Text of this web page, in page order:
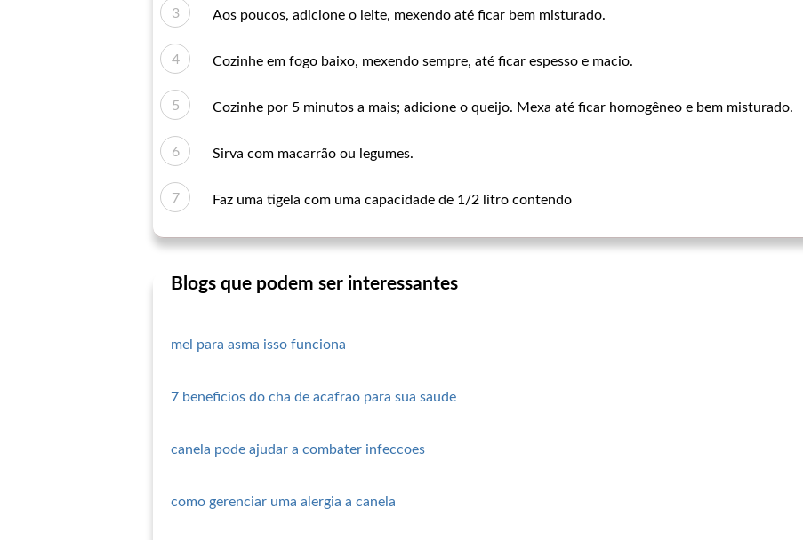
Aos poucos, adicione o leite, mexendo até ficar bem misturado.
Cozinhe em fogo baixo, mexendo sempre, até ficar espesso e macio.
Cozinhe por 5 minutos a mais; adicione o queijo. Mexa até ficar homogêneo e bem misturado.
Sirva com macarrão ou legumes.
Faz uma tigela com uma capacidade de 1/2 litro contendo
Blogs que podem ser interessantes
mel para asma isso funciona
7 beneficios do cha de acafrao para sua saude
canela pode ajudar a combater infeccoes
como gerenciar uma alergia a canela